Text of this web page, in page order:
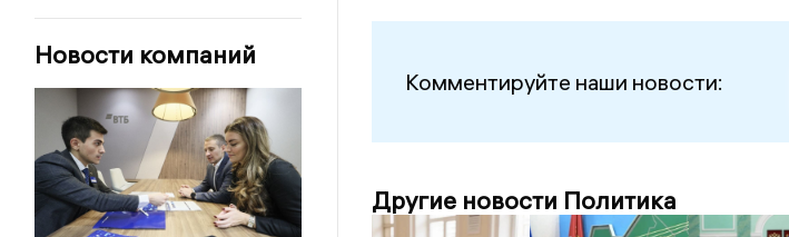
Новости компаний
Комментируйте наши новости:
Другие новости Политика